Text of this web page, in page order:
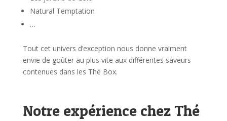
Natural Temptation
…
Tout cet univers d’exception nous donne vraiment
envie de goûter au plus vite aux différentes saveurs
contenues dans les Thé Box.
Notre expérience chez Thé